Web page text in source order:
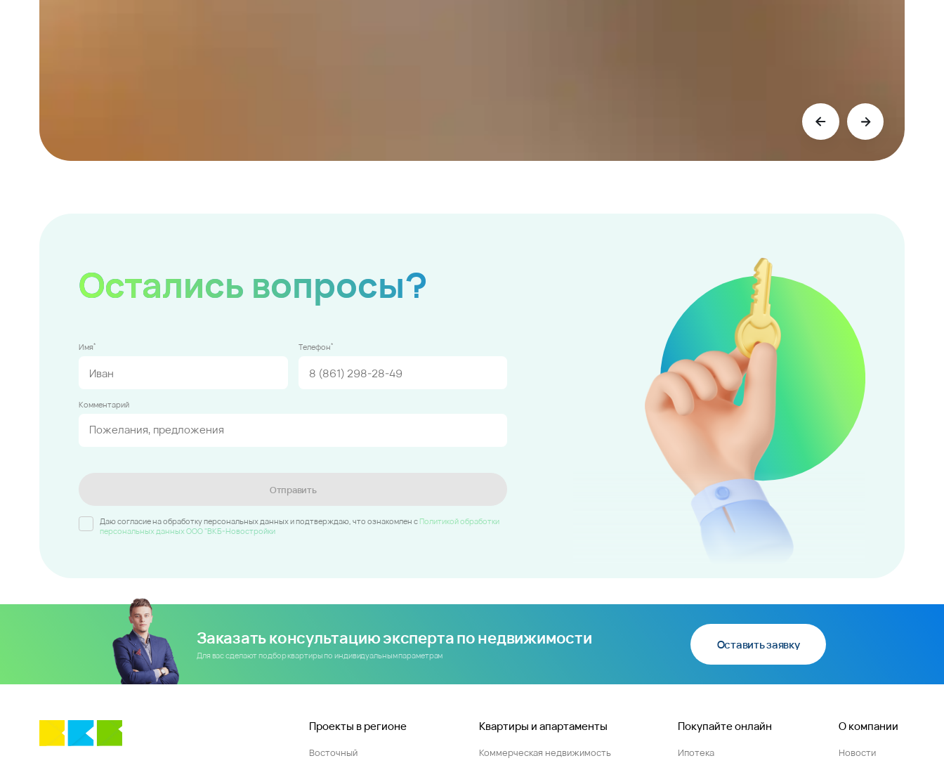
Остались вопросы?
Имя* Телефон*
Комментарий
Отправить
Даю согласие на обработку персональных данных и подтверждаю, что ознакомлен c Политикой обработки
персональных данных ООО "ВКБ-Новостройки
Заказать консультацию эксперта по недвижимости
Для вас сделают подбор квартиры по индивидуальным параметрам
Оставить заявку
Проекты в регионе
Восточный
Квартиры и апартаменты
Коммерческая недвижимость
Покупайте онлайн
Ипотека
О компании
Новости